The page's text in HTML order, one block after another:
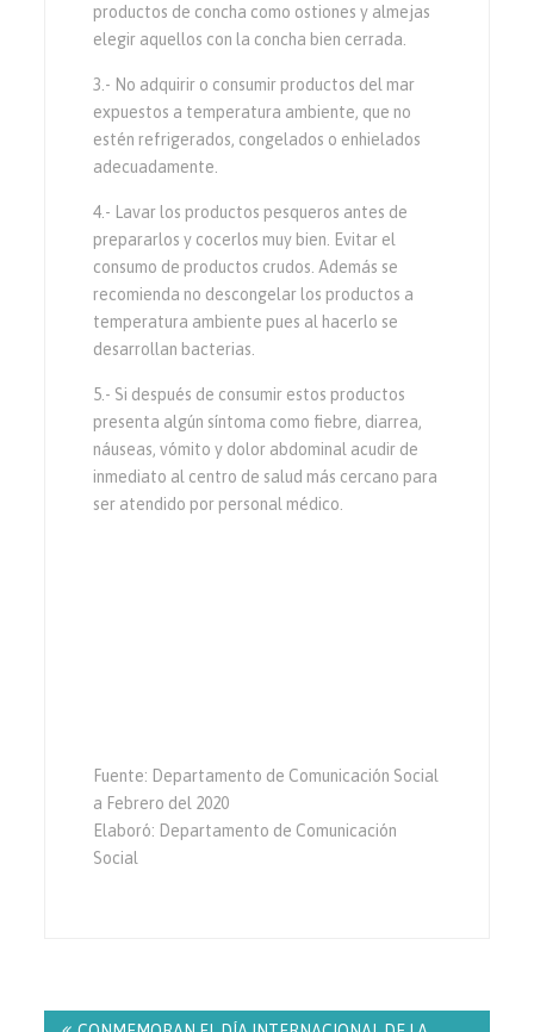
productos de concha como ostiones y almejas
elegir aquellos con la concha bien cerrada.
3.- No adquirir o consumir productos del mar
expuestos a temperatura ambiente, que no
estén refrigerados, congelados o enhielados
adecuadamente.
4.- Lavar los productos pesqueros antes de
prepararlos y cocerlos muy bien. Evitar el
consumo de productos crudos. Además se
recomienda no descongelar los productos a
temperatura ambiente pues al hacerlo se
desarrollan bacterias.
5.- Si después de consumir estos productos
presenta algún síntoma como fiebre, diarrea,
náuseas, vómito y dolor abdominal acudir de
inmediato al centro de salud más cercano para
ser atendido por personal médico.
Fuente: Departamento de Comunicación Social
a Febrero del 2020
Elaboró: Departamento de Comunicación
Social